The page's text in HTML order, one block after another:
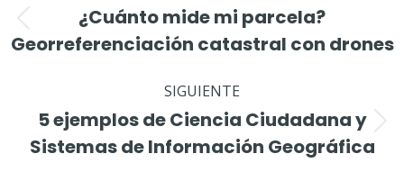
publicacionesPublicación
anterior:
¿Cuánto mide mi parcela?
Georreferenciación catastral con drones
SIGUIENTE
Publicación
siguiente:
5 ejemplos de Ciencia Ciudadana y
Sistemas de Información Geográfica